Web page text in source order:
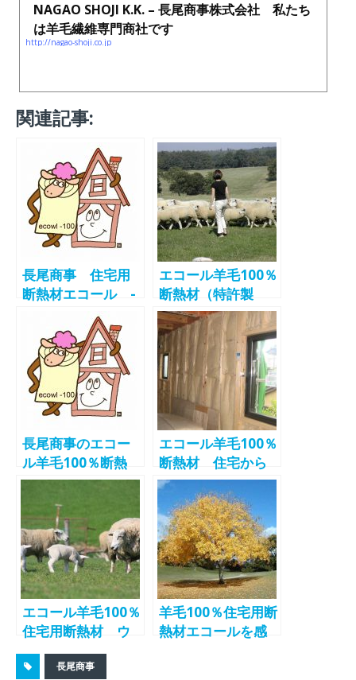
NAGAO SHOJI K.K. – 長尾商事株式会社 私たち
は羊毛繊維専門商社です
http://nagao-shoji.co.jp
関連記事:
長尾商事 住宅用
断熱材エコール -
Nagao Shoji-
エコール羊毛100％
断熱材（特許製
品） トレーサビリ
ティも充実
長尾商事のエコー
ル羊毛100％断熱
材 新たな需要開
エコール羊毛100％
断熱材 住宅から
教育現場へ
エコール羊毛100％
住宅用断熱材 ウ
ールのセーターを
着た家
羊毛100％住宅用断
熱材エコールを感
長尾商事